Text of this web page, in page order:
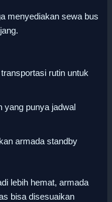
menyediakan sewa bus
rutin untuk
yang punya jadwal
armada standby
lebih hemat, armada
bisa disesuaikan